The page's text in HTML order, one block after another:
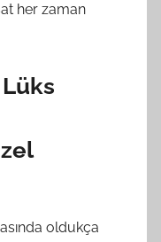
her zaman
oldukça